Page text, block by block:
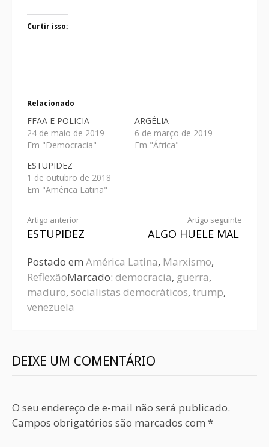
Curtir isso:
Relacionado
FFAA E POLICIA
24 de maio de 2019
Em "Democracia"
ARGÉLIA
6 de março de 2019
Em "África"
ESTUPIDEZ
1 de outubro de 2018
Em "América Latina"
Artigo anterior
ESTUPIDEZ
Artigo seguinte
ALGO HUELE MAL
Postado em América Latina, Marxismo,
ReflexãoMarcado: democracia, guerra,
maduro, socialistas democráticos, trump,
venezuela
DEIXE UM COMENTÁRIO
O seu endereço de e-mail não será publicado.
Campos obrigatórios são marcados com *